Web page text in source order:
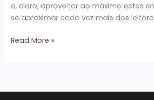
e, claro, aproveitar ao máximo estes
se aproximar cada vez mais dos
Read More »